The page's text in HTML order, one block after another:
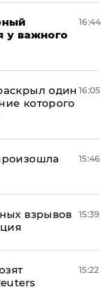
у важного
16:44
один
которого
16:05
15:46
взрывов
15:39
15:22